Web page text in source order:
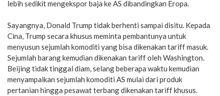
lebih sedikit mengekspor baja ke AS dibandingkan Eropa.
Sayangnya, Donald Trump tidak berhenti sampai disitu. Kepada
Cina, Trump secara khusus meminta pembantunya untuk
menyusun sejumlah komoditi yang bisa dikenakan tariff masuk.
Sejumlah barang kemudian dikenakan tariff oleh Washington.
Beijing tidak tinggal diam, selang beberapa waktu kemudian
menyampaikan sejumlah komoditi AS mulai dari produk
pertanian hingga pesawat terbang dikenakan tariff khusus.